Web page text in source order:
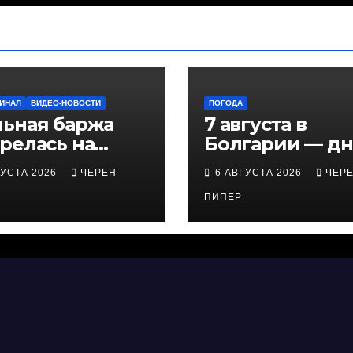
ВИДЕО-НОВОСТИ
баржа
на
недалеко от
2026 ЧЕРЕН
ПОГОДА
7 августа в
Болгарии —
+38°С, в
+32°С
6 АВГУСТА 2026
ПИПЕР